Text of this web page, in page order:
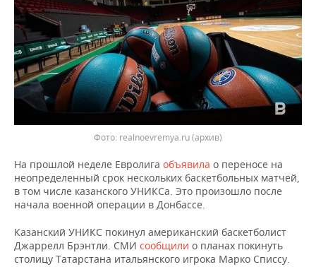
ЭНЕРГЕТИКА
УСЛУГИ
МЕДИА
ТЕЛЕКОММУНИКАЦИИ
ВЫЕЗДНАЯ РЕДАКЦИЯ
БИЗНЕС-БРАНЧИ
ONLINE-КОНФЕРЕНЦИИ
ОТКРЫТАЯ ЛЕКЦИЯ
НОВОСТИ СПОРТА
ФУТБОЛ
ХОККЕЙ
БАСКЕТБОЛ
КИБЕРСПОРТ
ФИГУРНОЕ КАТАНИЕ
ВОДНЫЕ ВИДЫ СПОРТА
ОБЩЕСТВО
НОВОСТИ ОБЩЕСТВА
ВЛАСТЬ
ИНФРАСТРУКТУРА
КУЛЬТУРА
МЕДИЦИНА
ОБРАЗОВАНИЕ
ФОТОГАЛЕРЕЯ
СЮЖЕТЫ
СПРАВОЧНИК
СПИСОК ПЕРСОН
СПИСОК КОМПАНИЙ
ПОЛНАЯ ВЕРСИЯ
Фото: realnoevremya.ru (архив)
На прошлой неделе Евролига объявила о переносе на
неопределенный срок нескольких баскетбольных матчей,
в том числе казанского УНИКСа. Это произошло после
начала военной операции в Донбассе.
Казанский УНИКС покинул американский баскетболист
Джаррелл Брэнтли. СМИ сообщили о планах покинуть
столицу Татарстана итальянского игрока Марко Списсу.